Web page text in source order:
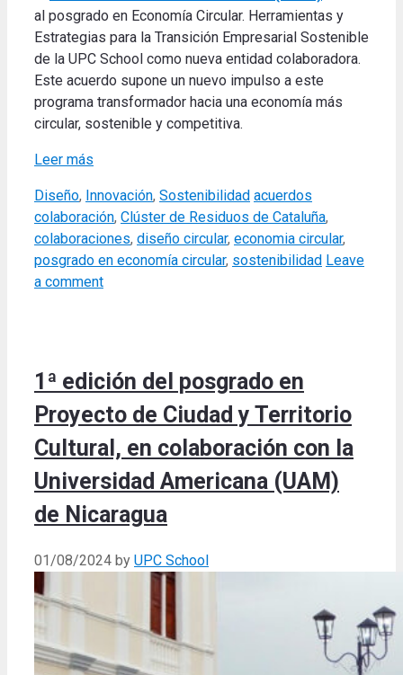
al posgrado en Economía Circular. Herramientas y
Estrategias para la Transición Empresarial Sostenible
de la UPC School como nueva entidad colaboradora.
Este acuerdo supone un nuevo impulso a este
programa transformador hacia una economía más
circular, sostenible y competitiva.
Leer más
Categories
Diseño, Innovación, Sostenibilidad Tags
acuerdos
colaboración, Clúster de Residuos de Cataluña,
colaboraciones, diseño circular, economia circular,
posgrado en economía circular, sostenibilidad Leave
a comment
1ª edición del posgrado en
Proyecto de Ciudad y Territorio
Cultural, en colaboración con la
Universidad Americana (UAM)
de Nicaragua
01/08/2024 by UPC School